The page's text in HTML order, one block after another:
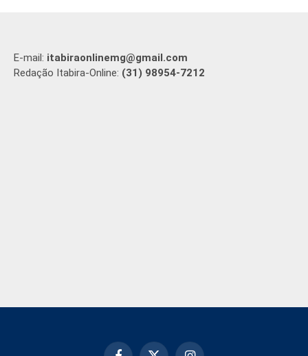
E-mail: itabiraonlinemg@gmail.com
Redação Itabira-Online: (31) 98954-7212